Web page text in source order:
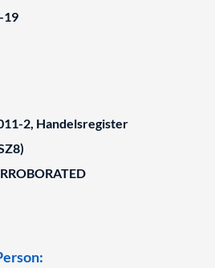
19
2, Handelsregister